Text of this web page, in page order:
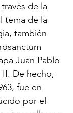
de la
tema de la
también
Juan Pablo
De hecho,
fue en
por el